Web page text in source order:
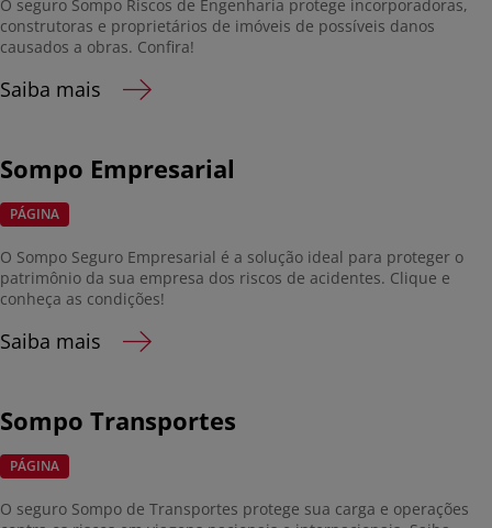
O seguro Sompo Riscos de Engenharia protege incorporadoras,
construtoras e proprietários de imóveis de possíveis danos
causados a obras. Confira!
Saiba mais
Sompo Empresarial
PÁGINA
O Sompo Seguro Empresarial é a solução ideal para proteger o
patrimônio da sua empresa dos riscos de acidentes. Clique e
conheça as condições!
Saiba mais
Sompo Transportes
PÁGINA
O seguro Sompo de Transportes protege sua carga e operações